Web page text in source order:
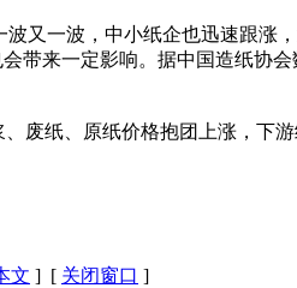
一波，中小纸企也迅速跟涨
带来一定影响。据中国造纸协
纸、原纸价格抱团上涨，下
文 ] [ 关闭窗口 ]